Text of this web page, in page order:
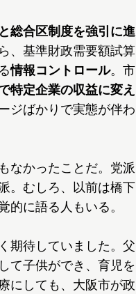
総合区制度を強引に進
、基準財政需要額試算
情報コントロール。市
特定企業の収益に変え
ジばかりで実態が伴わ
なかったことだ。党派
。むしろ、以前は橋下
的に語る人もいる。
期待していました。父
て子供ができ、育児を
にしても、大阪市が政